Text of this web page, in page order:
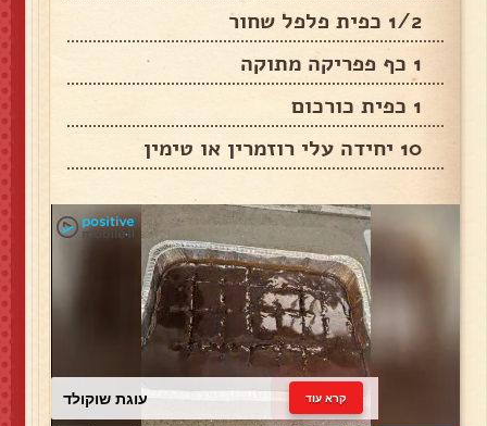
1/2 כפית פלפל שחור
1 כף פפריקה מתוקה
1 כפית כורכום
10 יחידה עלי רוזמרין או טימין
עוגת שוקולד קרא עוד